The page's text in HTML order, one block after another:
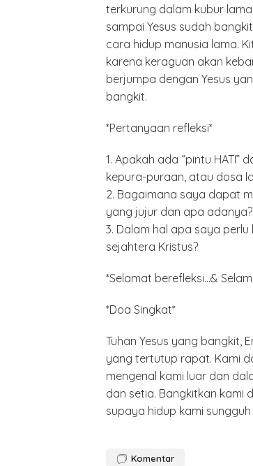
terkurung dalam kubur
sampai Yesus sudah
cara hidup manusia lama.
karena keraguan akan
berjumpa dengan Yesus
bangkit.
*Pertanyaan refleksi*
1. Apakah ada “pintu
kepura-puraan, atau dosa
2. Bagaimana saya dapat
yang jujur dan apa adanya?
3. Dalam hal apa saya
sejahtera Kristus?
*Selamat berefleksi…&
*Doa Singkat*
Tuhan Yesus yang bangkit,
yang tertutup rapat. Kami
mengenal kami luar dan
dan setia. Bangkitkan kami
supaya hidup kami
Komentar